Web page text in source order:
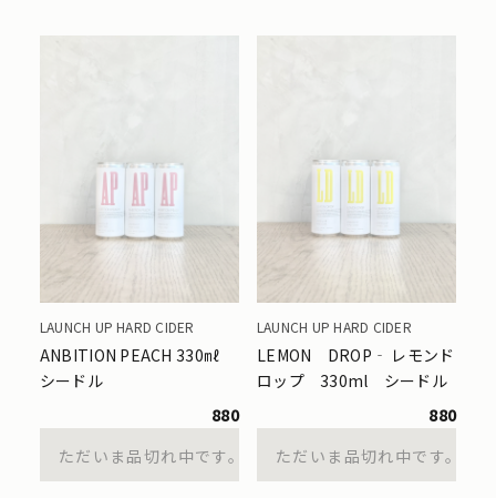
LAUNCH UP HARD CIDER
ANBITION PEACH 330㎖
シードル
880
ただいま品切れ中です。
LAUNCH UP HARD CIDER
LEMON DROP‐ レモンド
ロップ 330ml シードル
880
ただいま品切れ中です。